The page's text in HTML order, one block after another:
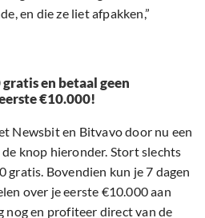
en die ze liet afpakken,”
en betaal geen
€10.000!
Newsbit en Bitvavo door nu een
knop hieronder. Stort slechts
gratis. Bovendien kun je 7 dagen
over je eerste €10.000 aan
nog en profiteer direct van de